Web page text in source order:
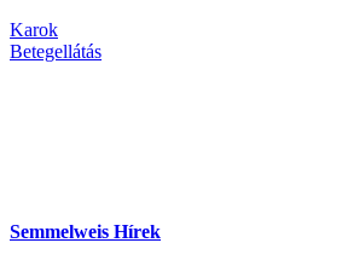
Karok
Betegellátás
Semmelweis Hírek